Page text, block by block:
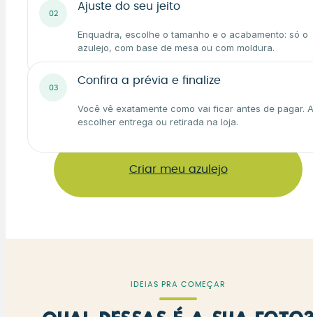
02
Ajuste do seu jeito
Enquadra, escolhe o tamanho e o acabamento: só o
azulejo, com base de mesa ou com moldura.
03
Confira a prévia e finalize
Você vê exatamente como vai ficar antes de pagar.
escolher entrega ou retirada na loja.
Criar meu azulejo
IDEIAS PRA COMEÇAR